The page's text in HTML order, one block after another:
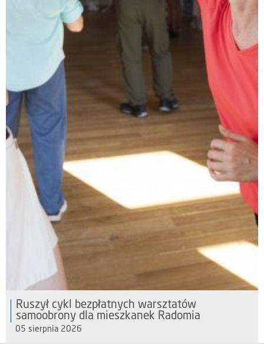
Ruszył cykl bezpłatnych warsztatów
samoobrony dla mieszkanek Radomia
05 sierpnia 2026